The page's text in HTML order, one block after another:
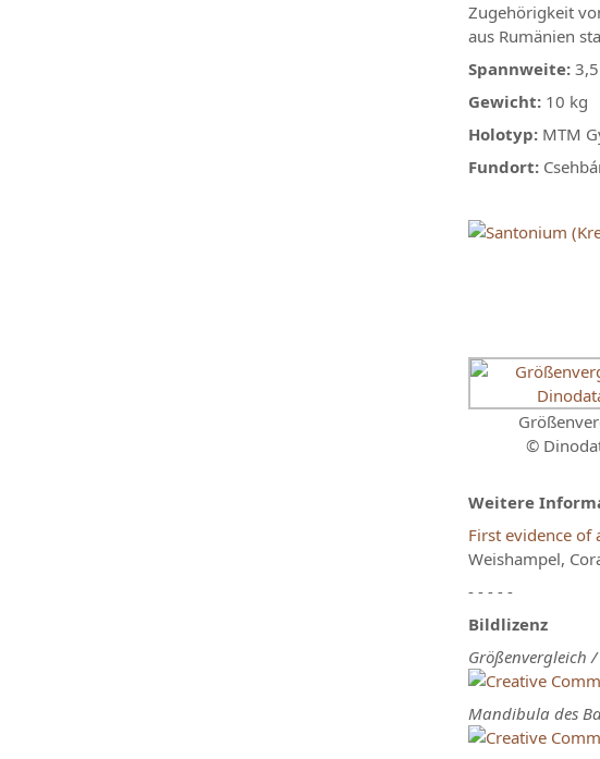
Zugehörigkeit
aus Rumänien
Spannweite:
Gewicht: 10 kg
Holotyp: MTM
Fundort:
©
Weitere
First evidence of
Weishampel,
- - - - -
Bildlizenz
Größenvergleich
Mandibula des